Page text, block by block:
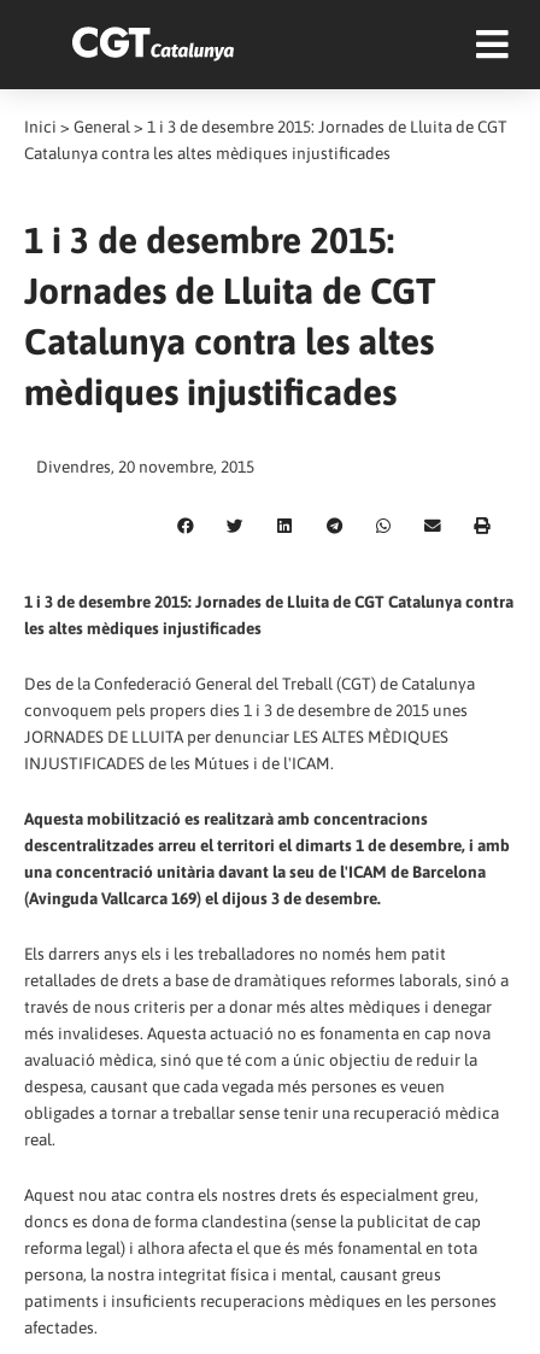
Inici > General > 1 i 3 de desembre 2015: Jornades de Lluita de CGT
Catalunya contra les altes mèdiques injustificades
1 i 3 de desembre 2015:
Jornades de Lluita de CGT
Catalunya contra les altes
mèdiques injustificades
Divendres, 20 novembre, 2015
1 i 3 de desembre 2015: Jornades de Lluita de CGT Catalunya contra
les altes mèdiques injustificades
Des de la Confederació General del Treball (CGT) de Catalunya
convoquem pels propers dies 1 i 3 de desembre de 2015 unes
JORNADES DE LLUITA per denunciar LES ALTES MÈDIQUES
INJUSTIFICADES de les Mútues i de l'ICAM.
Aquesta mobilització es realitzarà amb concentracions
descentralitzades arreu el territori el dimarts 1 de desembre, i amb
una concentració unitària davant la seu de l'ICAM de Barcelona
(Avinguda Vallcarca 169) el dijous 3 de desembre.
Els darrers anys els i les treballadores no només hem patit
retallades de drets a base de dramàtiques reformes laborals, sinó a
través de nous criteris per a donar més altes mèdiques i denegar
més invalideses. Aquesta actuació no es fonamenta en cap nova
avaluació mèdica, sinó que té com a únic objectiu de reduir la
despesa, causant que cada vegada més persones es veuen
obligades a tornar a treballar sense tenir una recuperació mèdica
real.
Aquest nou atac contra els nostres drets és especialment greu,
doncs es dona de forma clandestina (sense la publicitat de cap
reforma legal) i alhora afecta el que és més fonamental en tota
persona, la nostra integritat física i mental, causant greus
patiments i insuficients recuperacions mèdiques en les persones
afectades.